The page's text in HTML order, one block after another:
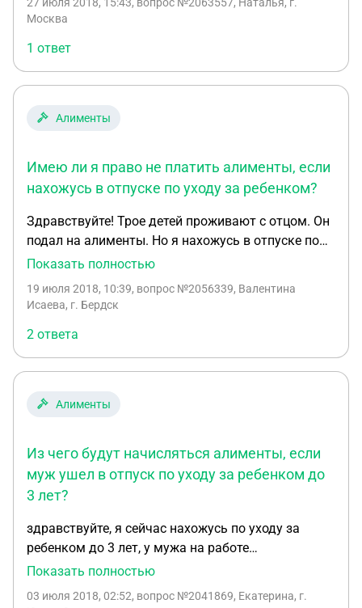
пособие в размере 40 процентов от зарплаты.
Москва
1 ответ
Алименты
Имею ли я право не платить алименты, если
нахожусь в отпуске по уходу за ребенком?
Здравствуйте! Трое детей проживают с отцом. Он
подал на алименты. Но я нахожусь в отпуске по
уходу за ребенком 23.01.2018 г.р. . Официально не
требовать от меня оплаты алиментов?
Показать полностью
19 июля 2018, 10:39, вопрос №2056339, Валентина
Исаева, г. Бердск
2 ответа
Алименты
Из чего будут начисляться алименты, если
муж ушел в отпуск по уходу за ребенком до
3 лет?
здравствуйте, я сейчас нахожусь по уходу за
ребенком до 3 лет, у мужа на работе
задерживают з/п. решили что по уходу за
Показать полностью
03 июля 2018, 02:52, вопрос №2041869, Екатерина, г.